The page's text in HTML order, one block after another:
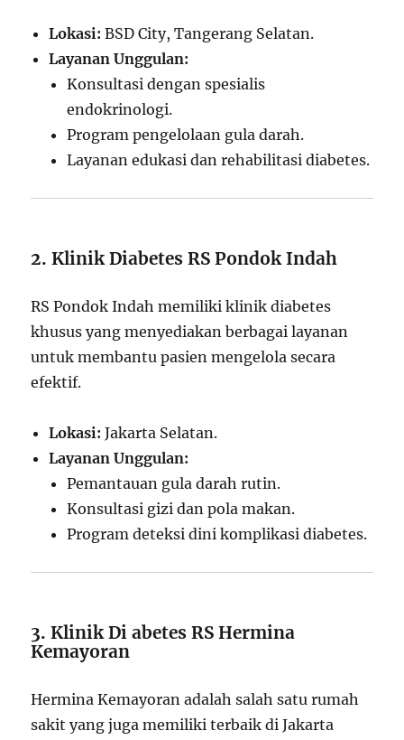
Lokasi: BSD City, Tangerang Selatan.
Layanan Unggulan:
Konsultasi dengan spesialis
endokrinologi.
Program pengelolaan gula darah.
Layanan edukasi dan rehabilitasi diabetes.
2. Klinik Diabetes RS Pondok Indah
RS Pondok Indah memiliki klinik diabetes
khusus yang menyediakan berbagai layanan
untuk membantu pasien mengelola secara
efektif.
Lokasi: Jakarta Selatan.
Layanan Unggulan:
Pemantauan gula darah rutin.
Konsultasi gizi dan pola makan.
Program deteksi dini komplikasi diabetes.
3. Klinik Di abetes RS Hermina
Kemayoran
Hermina Kemayoran adalah salah satu rumah
sakit yang juga memiliki terbaik di Jakarta